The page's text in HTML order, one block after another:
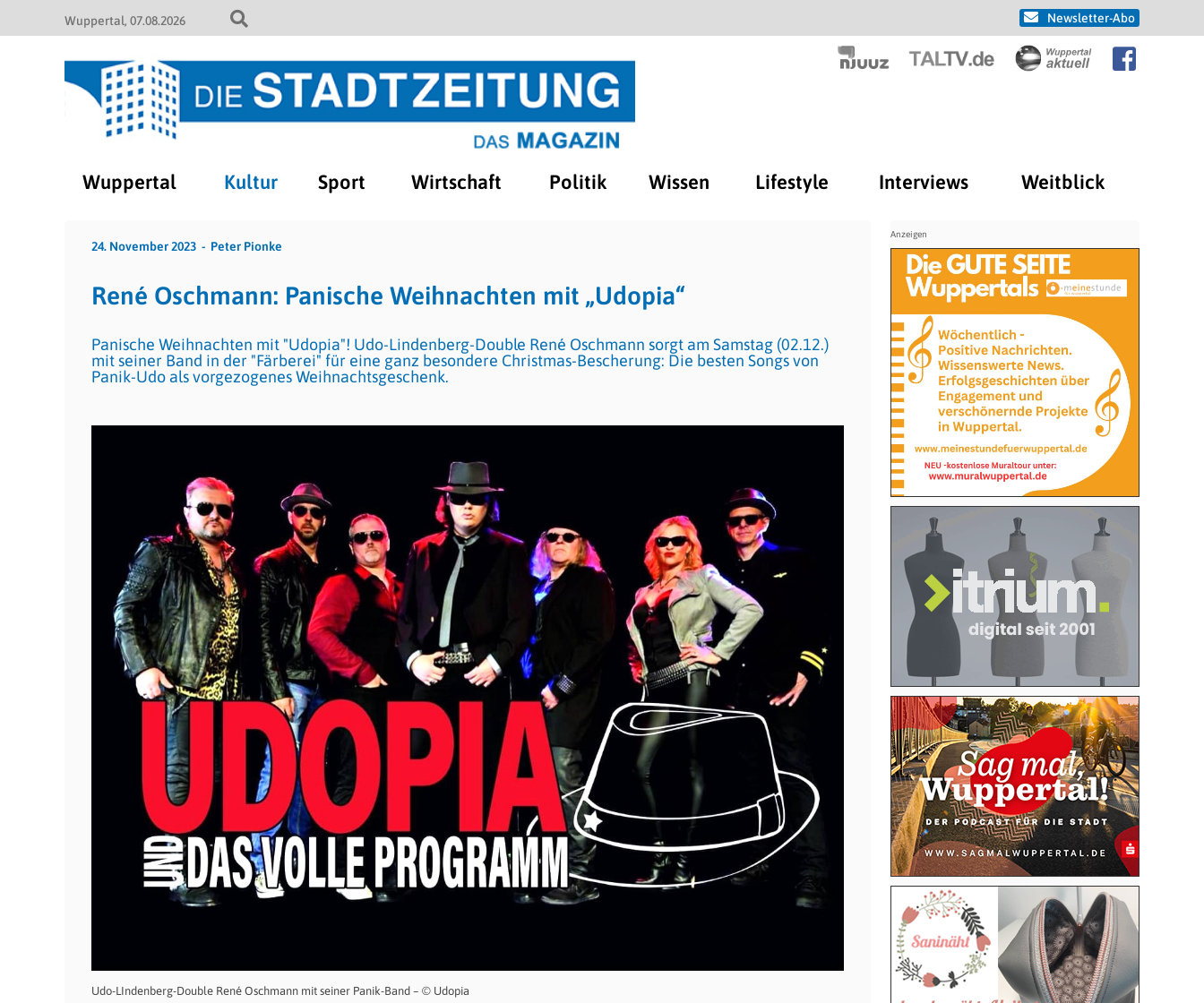
Wuppertal 07.08.2026 Newsletter-Abo
Wuppertal Kultur Sport Wirtschaft Politik Wissen Lifestyle Interviews Weitblick
24. November 2023 Peter Pionke
René Oschmann: Panische Weihnachten mit „Udopia“
Panische Weihnachten mit "Udopia"! Udo-Lindenberg-Double René Oschmann sorgt am Samstag (02.12.)
mit seiner Band in der "Färberei" für eine ganz besondere Christmas-Bescherung: Die besten Songs von
Panik-Udo als vorgezogenes Weihnachtsgeschenk.
Udo-LIndenberg-Double René Oschmann mit seiner Panik-Band – © Udopia